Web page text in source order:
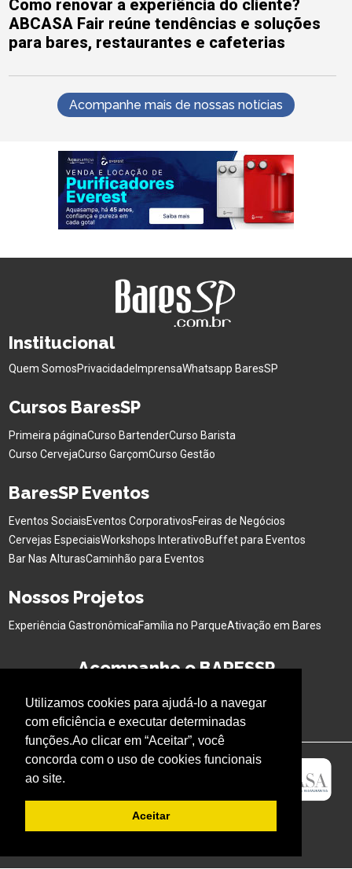
Utilizamos cookies para ajudá-lo a navegar
com eficiência e executar determinadas
funções.Ao clicar em “Aceitar”, você
concorda com o uso de cookies funcionais
ao site.
Aceitar
Como renovar a experiência do cliente?
ABCASA Fair reúne tendências e soluções
para bares, restaurantes e cafeterias
Acompanhe mais de nossas notícias
Institucional
Quem SomosPrivacidade ImprensaWhatsapp BaresSP
Cursos BaresSP
Primeira páginaCurso BartenderCurso Barista
Curso CervejaCurso GarçomCurso Gestão
BaresSP Eventos
Eventos SociaisEventos CorporativosFeiras de Negócios
Cervejas EspeciaisWorkshops InterativoBuffet para Eventos
Bar Nas AlturasCaminhão para Eventos
Nossos Projetos
Experiência GastronômicaFamília no ParqueAtivação em Bares
Acompanhe o BARESSP